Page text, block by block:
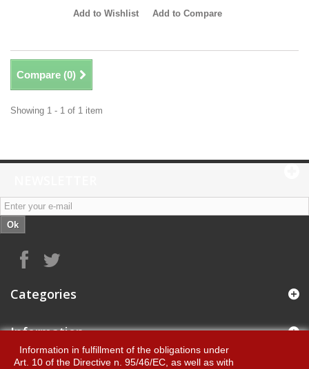
Add to Wishlist Add to Compare
Compare (0)
Showing 1 - 1 of 1 item
Ok
Categories
Information
Information in fulfillment of the obligations under
Art. 10 of the Directive n. 95/46/EC, as well as with